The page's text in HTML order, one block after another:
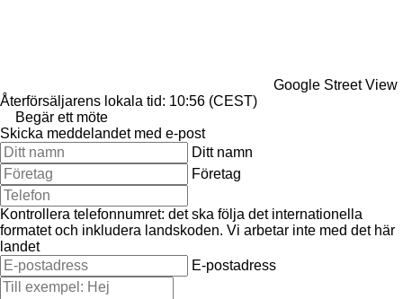
Google Street View
Återförsäljarens lokala tid: 10:56 (CEST)
Begär ett möte
Skicka meddelandet med e-post
Ditt namn
Företag
Kontrollera telefonnumret: det ska följa det internationella
formatet och inkludera landskoden. Vi arbetar inte med det här
landet
E-postadress